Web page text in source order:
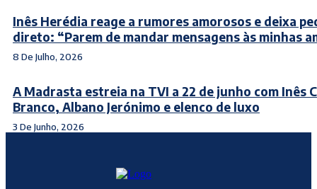
Inês Herédia reage a rumores amorosos e deixa
direto: “Parem de mandar mensagens às minhas
8 De Julho, 2026
A Madrasta estreia na TVI a 22 de junho com Inês
Branco, Albano Jerónimo e elenco de luxo
3 De Junho, 2026